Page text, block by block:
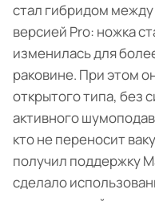
стал гибридом
версией Pro: ножка
изменилась для
раковине. При этом
открытого типа, без
активного
кто не переносит
получил поддержку
сделало